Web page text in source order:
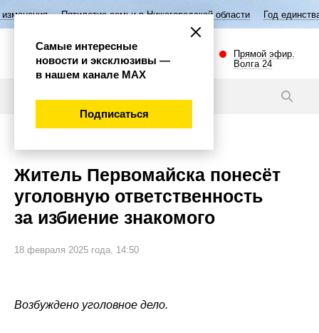
Пятилетие семьи в Нижегородской области Год единства народов
Прямой эфир.
Волга 24
Житель Первомайска понесёт
уголовную ответственность
за избиение знакомого
18 февраля 2025 года, 14:50
Возбуждено уголовное дело.
Самые интересные
новости и эксклюзивы —
в нашем канале МАХ
Подписаться